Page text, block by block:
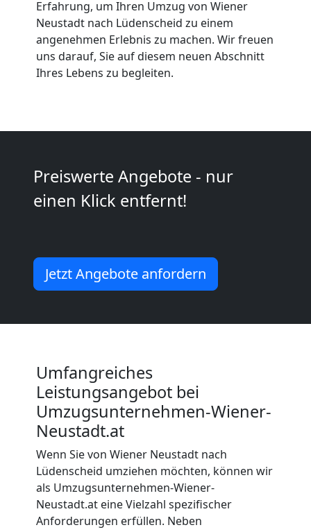
Erfahrung, um Ihren Umzug von Wiener
Neustadt nach Lüdenscheid zu einem
angenehmen Erlebnis zu machen. Wir freuen
uns darauf, Sie auf diesem neuen Abschnitt
Ihres Lebens zu begleiten.
Preiswerte Angebote - nur
einen Klick entfernt!
Jetzt Angebote anfordern
Umfangreiches
Leistungsangebot bei
Umzugsunternehmen-Wiener-
Neustadt.at
Wenn Sie von Wiener Neustadt nach
Lüdenscheid umziehen möchten, können wir
als Umzugsunternehmen-Wiener-
Neustadt.at eine Vielzahl spezifischer
Anforderungen erfüllen. Neben
Neustadt
Möbeltaxi
Kleintransport
Neustadt
Möbelmontage
Wiener
Neustadt
Möbeltransport
Wiener